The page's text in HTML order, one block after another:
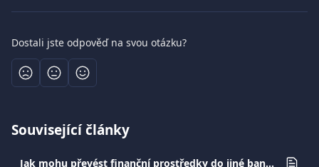
Dostali jste odpověď na svou otázku?
Související články
Jak mohu převést finanční prostředky do jiné banky?